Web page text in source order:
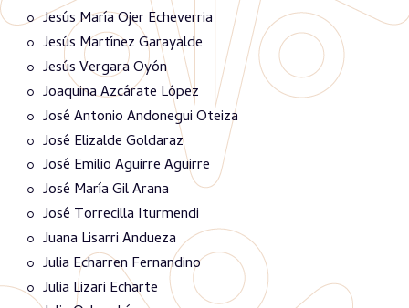
Jesús María Ojer Echeverria
Jesús Martínez Garayalde
Jesús Vergara Oyón
Joaquina Azcárate López
José Antonio Andonegui Oteiza
José Elizalde Goldaraz
José Emilio Aguirre Aguirre
José María Gil Arana
José Torrecilla Iturmendi
Juana Lisarri Andueza
Julia Echarren Fernandino
Julia Lizari Echarte